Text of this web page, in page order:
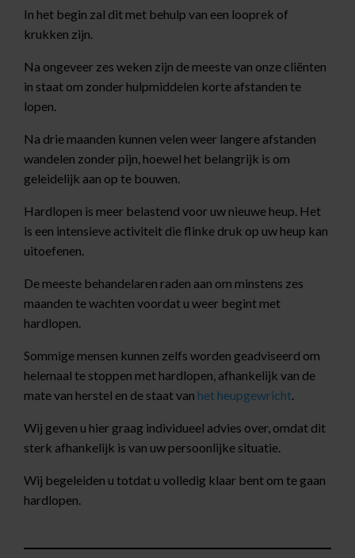
In het begin zal dit met behulp van een looprek of
krukken zijn.
Na ongeveer zes weken zijn de meeste van onze cliënten
in staat om zonder hulpmiddelen korte afstanden te
lopen.
Na drie maanden kunnen velen weer langere afstanden
wandelen zonder pijn, hoewel het belangrijk is om
geleidelijk aan op te bouwen.
Hardlopen is meer belastend voor uw nieuwe heup. Het
is een intensieve activiteit die flinke druk op uw heup kan
uitoefenen.
De meeste behandelaren raden aan om minstens zes
maanden te wachten voordat u weer begint met
hardlopen.
Sommige mensen kunnen zelfs worden geadviseerd om
helemaal te stoppen met hardlopen, afhankelijk van de
mate van herstel en de staat van het heupgewricht.
Wij geven u hier graag individueel advies over, omdat dit
sterk afhankelijk is van uw persoonlijke situatie.
Wij begeleiden u totdat u volledig klaar bent om te gaan
hardlopen.